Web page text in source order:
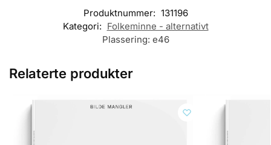
Produktnummer: 131196
Kategori: Folkeminne - alternativt
Plassering: e46
Relaterte produkter